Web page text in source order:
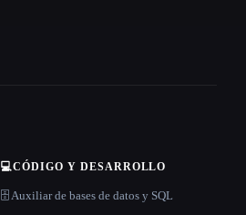
💻CÓDIGO Y DESARROLLO
🗄️ Auxiliar de bases de datos y SQL